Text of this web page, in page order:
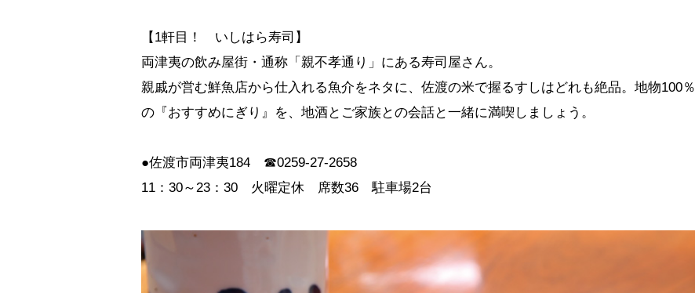
【1軒目！ いしはら寿司】
両津夷の飲み屋街・通称「親不孝通り」にある寿司屋さん。
親戚が営む鮮魚店から仕入れる魚介をネタに、佐渡の米で握るすしはどれも絶品。地物100％
の『おすすめにぎり』を、地酒とご家族との会話と一緒に満喫しましょう。
●佐渡市両津夷184 ☎0259-27-2658
11：30～23：30 火曜定休 席数36 駐車場2台